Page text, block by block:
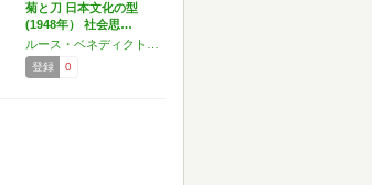
菊と刀 日本文化の型
(1948年） 社会思…
登録 0